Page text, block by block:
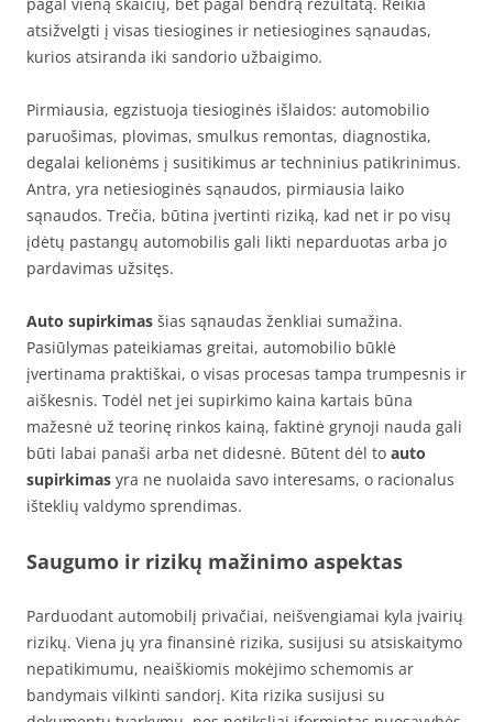
atsižvelgti į visas tiesiogines ir netiesiogines sąnaudas,
kurios atsiranda iki sandorio užbaigimo.
Pirmiausia, egzistuoja tiesioginės išlaidos: automobilio
paruošimas, plovimas, smulkus remontas, diagnostika,
degalai kelionėms į susitikimus ar techninius patikrinimus.
Antra, yra netiesioginės sąnaudos, pirmiausia laiko
sąnaudos. Trečia, būtina įvertinti riziką, kad net ir po visų
įdėtų pastangų automobilis gali likti neparduotas arba jo
pardavimas užsitęs.
Auto supirkimas šias sąnaudas ženkliai sumažina.
Pasiūlymas pateikiamas greitai, automobilio būklė
įvertinama praktiškai, o visas procesas tampa trumpesnis ir
aiškesnis. Todėl net jei supirkimo kaina kartais būna
mažesnė už teorinę rinkos kainą, faktinė grynoji nauda gali
būti labai panaši arba net didesnė. Būtent dėl to auto
supirkimas yra ne nuolaida savo interesams, o racionalus
išteklių valdymo sprendimas.
Saugumo ir rizikų mažinimo aspektas
Parduodant automobilį privačiai, neišvengiamai kyla įvairių
rizikų. Viena jų yra finansinė rizika, susijusi su atsiskaitymo
nepatikimumu, neaiškiomis mokėjimo schemomis ar
bandymais vilkinti sandorį. Kita rizika susijusi su